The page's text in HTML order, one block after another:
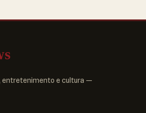
entretenimento e cultura —